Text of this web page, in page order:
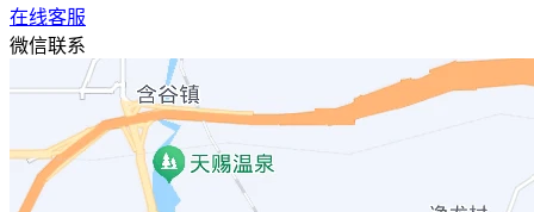
在线客服
微信联系